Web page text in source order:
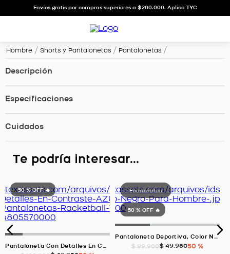
Envíos gratis por compras superiores a $200.000. Aplica TYC
Hombre Shorts y Pantalonetas Pantalonetas
Descripción
Especificaciones
Cuidados
Te podría interesar...
50 % OFF 🔥
Pantaloneta Con Detalles En Contraste, Color Azul Oscuro Para Hombre
50 % OFF 🔥
Pantaloneta Deportiva, Color Negro/Negro Para Hombre
$ 99.900$ 49.95050 %